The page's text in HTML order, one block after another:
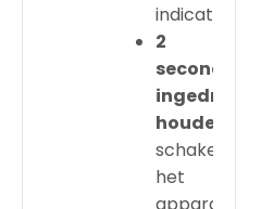
indicatoren.
2
seconden
ingedrukt
houden
schakelt
het